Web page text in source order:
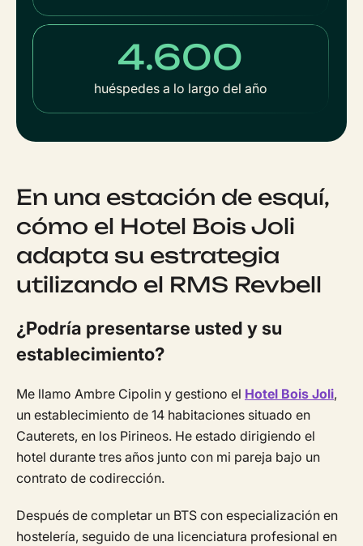
4.600
huéspedes a lo largo del año
En una estación de esquí,
cómo el Hotel Bois Joli
adapta su estrategia
utilizando el RMS Revbell
¿Podría presentarse usted y su
establecimiento?
Me llamo Ambre Cipolin y gestiono el Hotel Bois Joli,
un establecimiento de 14 habitaciones situado en
Cauterets, en los Pirineos. He estado dirigiendo el
hotel durante tres años junto con mi pareja bajo un
contrato de codirección.
Después de completar un BTS con especialización en
hostelería, seguido de una licenciatura profesional en